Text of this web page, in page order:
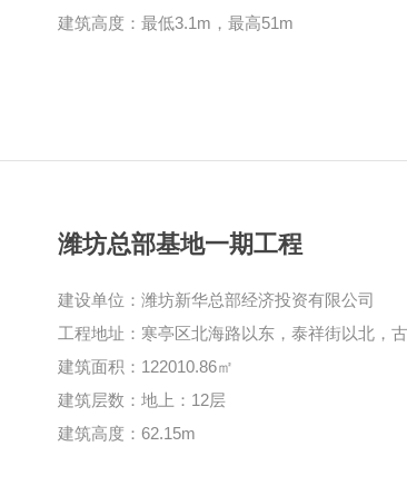
建筑高度：最低3.1m，最高51m
潍坊总部基地一期工程
建设单位：潍坊新华总部经济投资有限公司
工程地址：寒亭区北海路以东，泰祥街以北，
建筑面积：122010.86㎡
建筑层数：地上：12层
建筑高度：62.15m